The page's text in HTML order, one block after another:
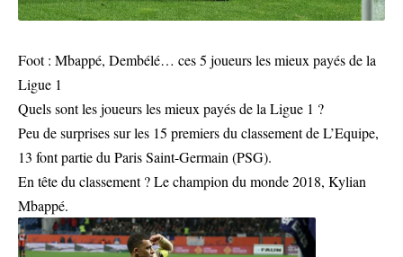
Foot : Mbappé, Dembélé… ces 5 joueurs les mieux payés de la
Ligue 1
Quels sont les joueurs les mieux payés de la Ligue 1 ?
Peu de surprises sur les 15 premiers du classement de L’Equipe,
13 font partie du Paris Saint-Germain (PSG).
En tête du classement ? Le champion du monde 2018, Kylian
Mbappé.